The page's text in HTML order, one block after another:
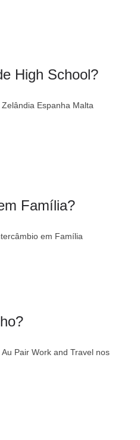
High School?
Espanha Malta
Família?
em Família
Pair Work and Travel nos